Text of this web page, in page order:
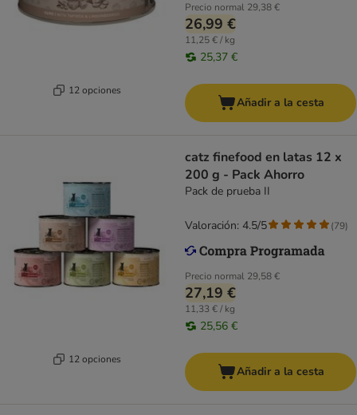
12 opciones
Precio normal 29,38 €
26,99 €
11,25 € / kg
25,37 €
Añadir a la cesta
12 opciones
catz finefood en latas 12 x
200 g - Pack Ahorro
Pack de prueba II
Precio normal 29,58 €
27,19 €
11,33 € / kg
25,56 €
Valoración: 4.5/5 (79)
Añadir a la cesta